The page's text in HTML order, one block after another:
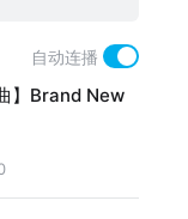
自动连播
】Brand New